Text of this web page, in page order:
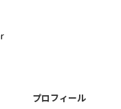
プロフィール